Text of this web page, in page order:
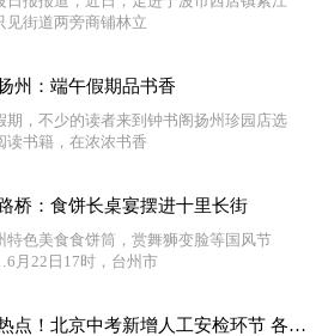
见街道两旁商铺林立
州：端午假期品书香
期，不少的读者来到钟书阁扬州珍园店选
读书籍，在浓浓书香
桥：食饼长桌宴摆进十里长街
特色美食食饼筒，赏舞狮变脸等国风节
月22日17时，台州市
全球热点！北京中考新增人工安检环节 各考点校准备就绪静候考生